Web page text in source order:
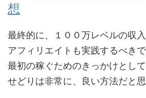
想
最終的に、１００万レベルの収入
アフィリエイトも実践するべきで
最初の稼ぐためのきっかけとして
せどりは非常に、良い方法だと思